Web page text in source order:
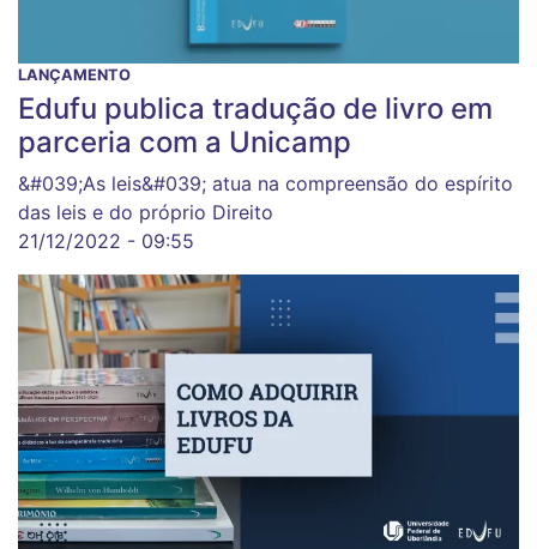
LANÇAMENTO
Edufu publica tradução de livro em
parceria com a Unicamp
&#039;As leis&#039; atua na compreensão do espírito
das leis e do próprio Direito
21/12/2022 - 09:55